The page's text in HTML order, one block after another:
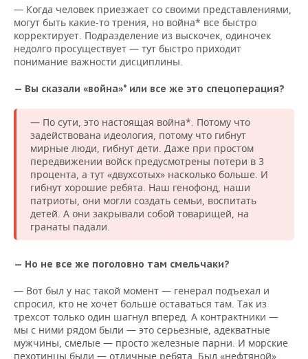
— Когда человек приезжает со своими представлениями,
могут быть какие-то трения, но война* все быстро
корректирует. Подразделение из выскочек, одиночек
недолго просуществует — тут быстро приходит
понимание важности дисциплины.
— Вы сказали «война»* или все же это спецоперация?
— По сути, это настоящая война*. Потому что
задействована идеология, потому что гибнут
мирные люди, гибнут дети. Даже при простом
передвижении войск предусмотрены потери в 3
процента, а тут «двухсотых» насколько больше. И
гибнут хорошие ребята. Наш генофонд, наши
патриоты, они могли создать семьи, воспитать
детей. А они закрывали собой товарищей, на
гранаты падали.
— Но не все же поголовно там смельчаки?
— Вот был у нас такой момент — генерал подъехал и
спросил, кто не хочет больше оставаться там. Так из
трехсот только один шагнул вперед. А контрактники —
мы с ними рядом были — это серьезные, адекватные
мужчины, смелые — просто железные парни. И морские
пехотинцы были — отличные ребята. Был «нефтяной»